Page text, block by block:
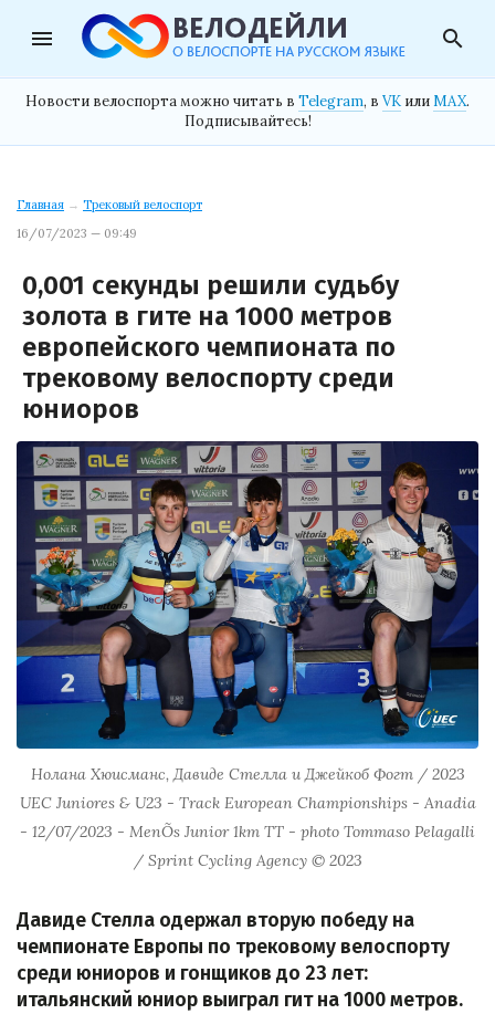
menu search
Новости велоспорта можно читать в Telegram, в VK илиMAX.
Подписывайтесь!
Главная → Трековый велоспорт
16/07/2023 — 09:49
0,001 секунды решили судьбу
золота в гите на 1000 метров
европейского чемпионата по
трековому велоспорту среди
юниоров
Нолана Хюисманс, Давиде Стелла и Джейкоб Фогт / 2023
UEC Juniores & U23 - Track European Championships - Anadia
- 12/07/2023 - MenÕs Junior 1km TT - photo Tommaso Pelagalli
/ Sprint Cycling Agency © 2023
Давиде Стелла одержал вторую победу на
чемпионате Европы по трековому велоспорту
среди юниоров и гонщиков до 23 лет:
итальянский юниор выиграл гит на 1000 метров.